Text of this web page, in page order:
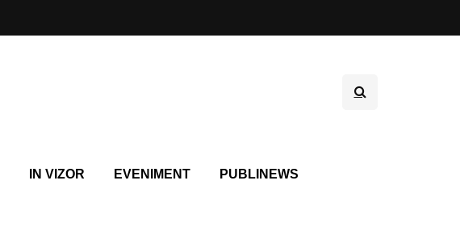
IN VIZOR EVENIMENT PUBLINEWS